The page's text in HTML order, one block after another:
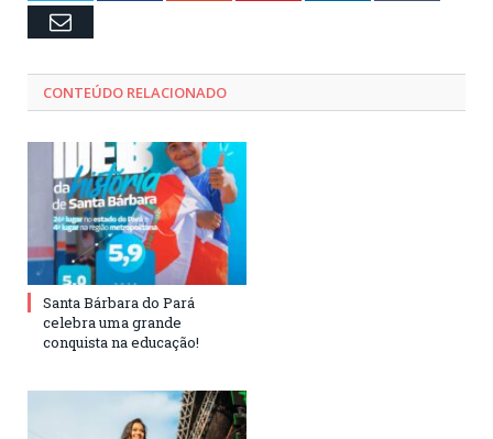
Email
CONTEÚDO RELACIONADO
Santa Bárbara do Pará
celebra uma grande
conquista na educação!